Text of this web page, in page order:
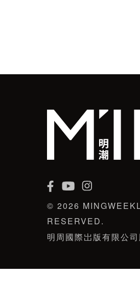
© 2026
RESERVED.
明周國際岀版有限公